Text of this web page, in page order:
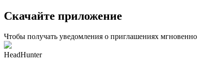
Скачайте приложение
Чтобы получать уведомления о приглашениях мгновенно
HeadHunter